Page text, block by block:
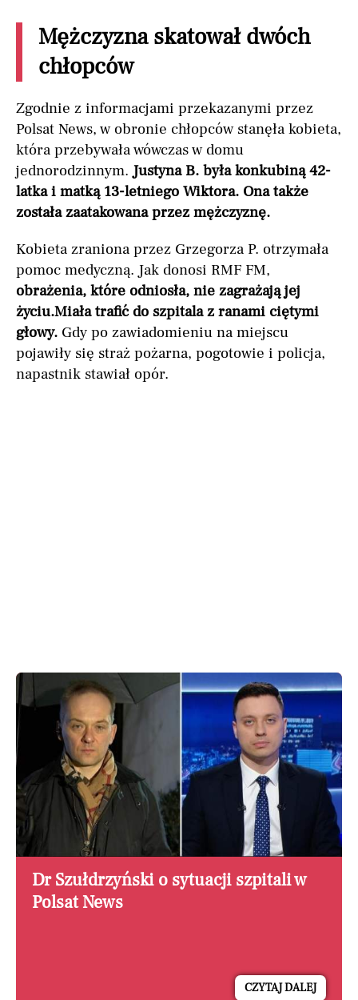
Mężczyzna skatował dwóch
chłopców
Zgodnie z informacjami przekazanymi przez
Polsat News, w obronie chłopców stanęła kobieta,
która przebywała wówczas w domu
jednorodzinnym. Justyna B. była konkubiną 42-
latka i matką 13-letniego Wiktora. Ona także
została zaatakowana przez mężczyznę.
Kobieta zraniona przez Grzegorza P. otrzymała
pomoc medyczną. Jak donosi RMF FM,
obrażenia, które odniosła, nie zagrażają jej
życiu.Miała trafić do szpitala z ranami ciętymi
głowy. Gdy po zawiadomieniu na miejscu
pojawiły się straż pożarna, pogotowie i policja,
napastnik stawiał opór.
Dr Szułdrzyński o sytuacji szpitali w
Polsat News
CZYTAJ DALEJ